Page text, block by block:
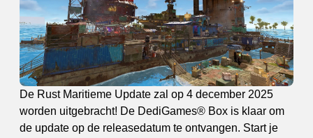
De Rust Maritieme Update zal op 4 december 2025
worden uitgebracht! De DediGames® Box is klaar om
de update op de releasedatum te ontvangen. Start je